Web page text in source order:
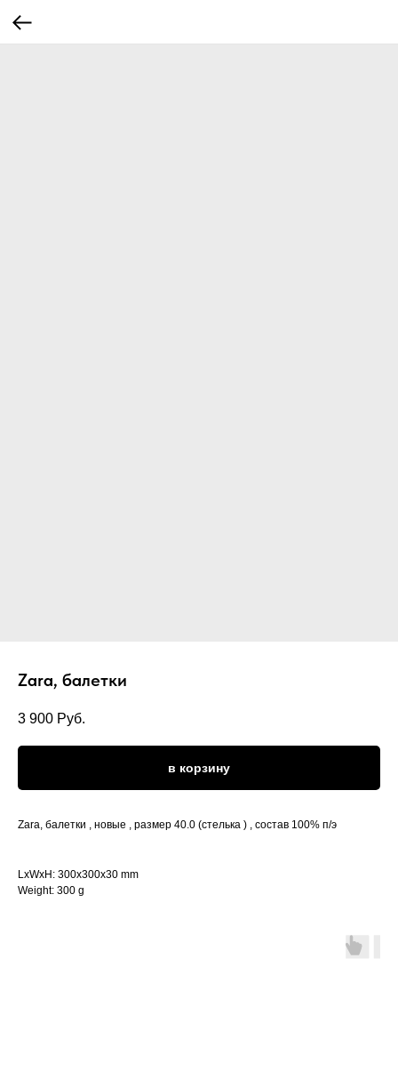
Zara, балетки
3 900 Руб.
в корзину
Zara, балетки , новые , размер 40.0 (стелька ) , состав 100% п/э
LxWxH: 300x300x30 mm
Weight: 300 g